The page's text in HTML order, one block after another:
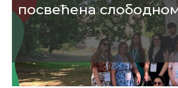
посвећена